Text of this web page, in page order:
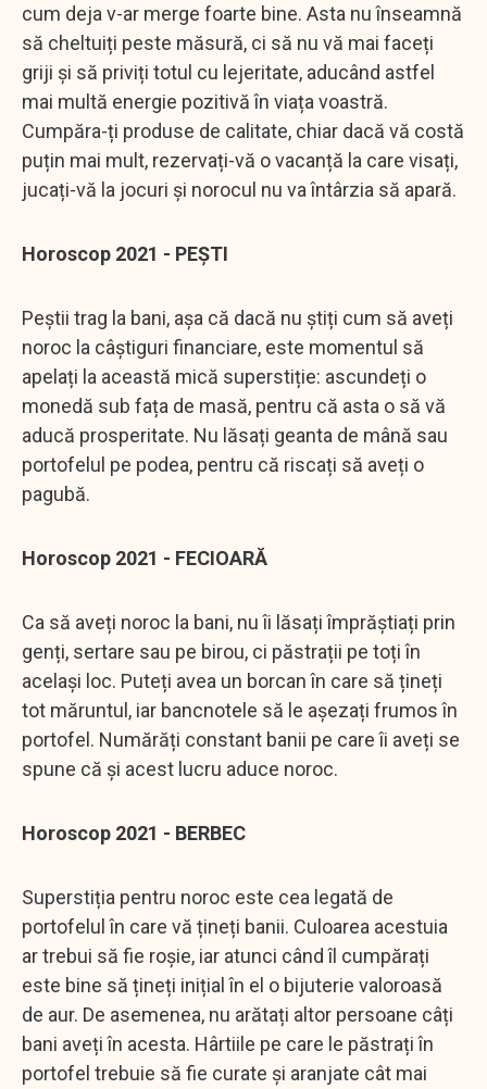
cum deja v-ar merge foarte bine. Asta nu înseamnă
să cheltuiți peste măsură, ci să nu vă mai faceți
griji și să priviți totul cu lejeritate, aducând astfel
mai multă energie pozitivă în viața voastră.
Cumpăra-ți produse de calitate, chiar dacă vă costă
puțin mai mult, rezervați-vă o vacanță la care visați,
jucați-vă la jocuri și norocul nu va întârzia să apară.
Horoscop 2021 - PEȘTI
Peștii trag la bani, așa că dacă nu știți cum să aveți
noroc la câștiguri financiare, este momentul să
apelați la această mică superstiție: ascundeți o
monedă sub fața de masă, pentru că asta o să vă
aducă prosperitate. Nu lăsați geanta de mână sau
portofelul pe podea, pentru că riscați să aveți o
pagubă.
Horoscop 2021 - FECIOARĂ
Ca să aveți noroc la bani, nu îi lăsați împrăștiați prin
genți, sertare sau pe birou, ci păstrații pe toți în
același loc. Puteți avea un borcan în care să țineți
tot măruntul, iar bancnotele să le așezați frumos în
portofel. Numărăți constant banii pe care îi aveți se
spune că și acest lucru aduce noroc.
Horoscop 2021 - BERBEC
Superstiția pentru noroc este cea legată de
portofelul în care vă țineți banii. Culoarea acestuia
ar trebui să fie roșie, iar atunci când îl cumpărați
este bine să țineți inițial în el o bijuterie valoroasă
de aur. De asemenea, nu arătați altor persoane câți
bani aveți în acesta. Hârtiile pe care le păstrați în
portofel trebuie să fie curate și aranjate cât mai